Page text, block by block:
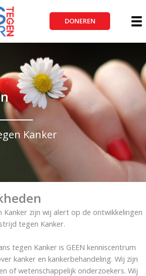
DONEREN
Kanker
Kanker zijn wij alert op de ontwikkelingen
tegen Kanker.
tegen Kanker is GEEN kenniscentrum
kanker en kankerbehandeling. Wij zijn
of wetenschappelijk onderzoekers. Wij